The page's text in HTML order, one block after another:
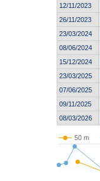
12/11/2023
26/11/2023
23/03/2024
08/06/2024
15/12/2024
23/03/2025
07/06/2025
09/11/2025
08/03/2026
50 m